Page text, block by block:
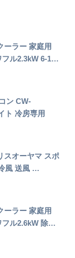
ーラー 家庭用
フル2.3kW 6-1…
ン CW-
ト 冷房専用
スオーヤマ スポ
風 送風 …
ーラー 家庭用
フル2.6kW 除…